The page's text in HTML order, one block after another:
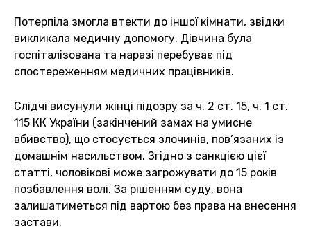
Потерпіла змогла втекти до іншої кімнати, звідки
викликала медичну допомогу. Дівчина була
госпіталізована та наразі перебуває під
спостереженням медичних працівників.
Слідчі висунули жінці підозру за ч. 2 ст. 15, ч. 1 ст.
115 КК України (закінчений замах на умисне
вбивство), що стосується злочинів, пов’язаних із
домашнім насильством. Згідно з санкцією цієї
статті, чоловікові може загрожувати до 15 років
позбавлення волі. За рішенням суду, вона
залишатиметься під вартою без права на внесення
застави.